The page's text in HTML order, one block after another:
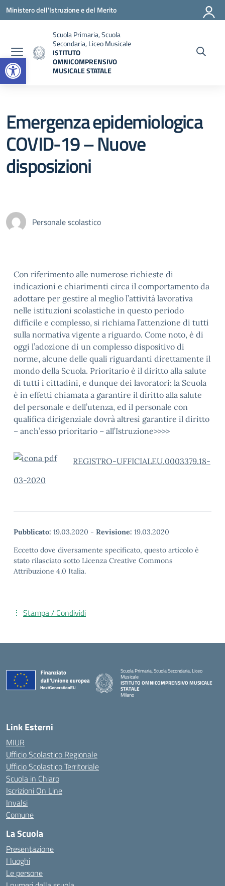
Open toolbar
Vai ai contenuti
Vai al menu di navigazione
Vai al footer
Ministero dell'Istruzione e del Merito
Scuola Primaria, Scuola
Secondaria, Liceo Musicale
ISTITUTO
OMNICOMPRENSIVO
MUSICALE STATALE
Emergenza epidemiologica
COVID-19 – Nuove
disposizioni
Personale scolastico
Con riferimento alle numerose richieste di
indicazioni e chiarimenti circa il comportamento da
adottare per gestire al meglio l’attività lavorativa
nelle istituzioni scolastiche in questo periodo
difficile e complesso, si richiama l’attenzione di tutti
sulla normativa vigente a riguardo. Come noto, è di
oggi l’adozione di un complesso dispositivo di
norme, alcune delle quali riguardanti direttamente il
mondo della Scuola. Prioritario è il diritto alla salute
di tutti i cittadini, e dunque dei lavoratori; la Scuola
è in effetti chiamata a garantire il diritto alla salute
del personale e dell’utenza, ed il personale con
qualifica dirigenziale dovrà altresì garantire il diritto
– anch’esso prioritario – all’Istruzione>>>>
REGISTRO-UFFICIALEU.0003379.18-
03-2020
Pubblicato: 19.03.2020 - Revisione: 19.03.2020
Eccetto dove diversamente specificato, questo articolo è
stato rilasciato sotto Licenza Creative Commons
Attribuzione 4.0 Italia.
Stampa / Condividi
Scuola Primaria, Scuola Secondaria, Liceo
Musicale
ISTITUTO OMNICOMPRENSIVO MUSICALE
STATALE
Milano
Link Esterni
MIUR
Ufficio Scolastico Regionale
Ufficio Scolastico Territoriale
Scuola in Chiaro
Iscrizioni On Line
Invalsi
Comune
La Scuola
Presentazione
I luoghi
Le persone